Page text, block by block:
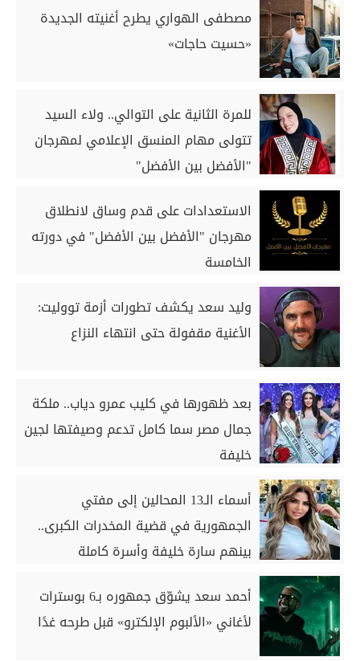
مصطفى الهواري يطرح أغنيته الجديدة
«حسيت حاجات»
للمرة الثانية على التوالي.. ولاء السيد
تتولى مهام المنسق الإعلامي لمهرجان
"الأفضل بين الأفضل"
الاستعدادات على قدم وساق لانطلاق
مهرجان "الأفضل بين الأفضل" في دورته
الخامسة
وليد سعد يكشف تطورات أزمة تووليت:
الأغنية مقفولة حتى انتهاء النزاع
بعد ظهورها في كليب عمرو دياب.. ملكة
جمال مصر سما كامل تدعم وصيفتها لجين
خليفة
أسماء الـ13 المحالين إلى مفتي
الجمهورية في قضية المخدرات الكبرى..
بينهم سارة خليفة وأسرة كاملة
أحمد سعد يشوّق جمهوره بـ6 بوسترات
لأغاني «الألبوم الإلكترو» قبل طرحه غدًا